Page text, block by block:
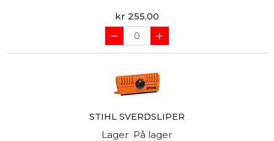
kr 255,00
STIHL SVERDSLIPER
Lager På lager